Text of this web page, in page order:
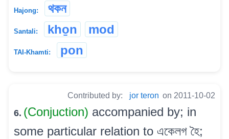
Hajong: থকন
Santali: kho̱n mod
TAI-Khamti: pon
Contributed by: jor teron on 2011-10-02
6. (Conjuction) accompanied by; in
some particular relation to একেলগ হৈ;